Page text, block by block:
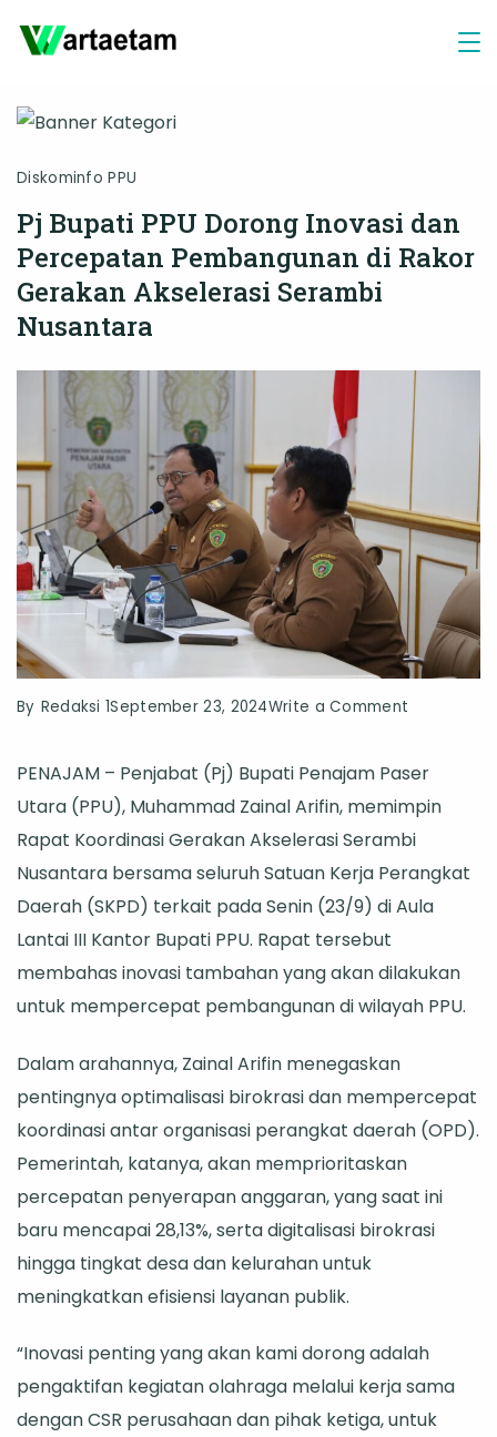
Diskominfo PPU
Pj Bupati PPU Dorong Inovasi dan
Percepatan Pembangunan di Rakor
Gerakan Akselerasi Serambi
Nusantara
By Redaksi 1September 23, 2024Write a Comment
Bupati
PPU
Dorong
Inovasi
dan
di
Akselerasi
Serambi
PENAJAM – Penjabat (Pj) Bupati Penajam Paser
Utara (PPU), Muhammad Zainal Arifin, memimpin
Rapat Koordinasi Gerakan Akselerasi Serambi
Nusantara bersama seluruh Satuan Kerja Perangkat
Daerah (SKPD) terkait pada Senin (23/9) di Aula
Lantai III Kantor Bupati PPU. Rapat tersebut
membahas inovasi tambahan yang akan dilakukan
untuk mempercepat pembangunan di wilayah PPU.
Dalam arahannya, Zainal Arifin menegaskan
pentingnya optimalisasi birokrasi dan mempercepat
koordinasi antar organisasi perangkat daerah (OPD).
Pemerintah, katanya, akan memprioritaskan
percepatan penyerapan anggaran, yang saat ini
baru mencapai 28,13%, serta digitalisasi birokrasi
hingga tingkat desa dan kelurahan untuk
meningkatkan efisiensi layanan publik.
“Inovasi penting yang akan kami dorong adalah
pengaktifan kegiatan olahraga melalui kerja sama
dengan CSR perusahaan dan pihak ketiga, untuk